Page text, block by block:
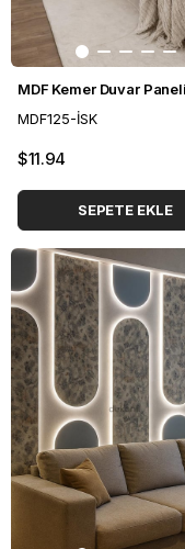
MDF125-İSK
$11.94
SEPETE EKLE